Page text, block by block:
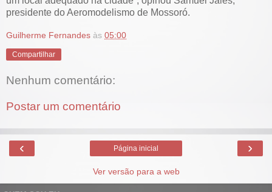
presidente do Aeromodelismo de Mossoró.
Guilherme Fernandes às 05:00
Compartilhar
Nenhum comentário:
Postar um comentário
‹ ›
Página inicial
Ver versão para a web